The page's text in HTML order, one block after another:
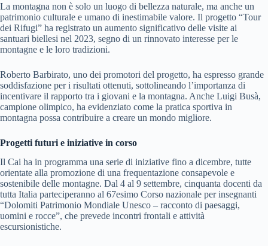
La montagna non è solo un luogo di bellezza naturale, ma anche un
patrimonio culturale e umano di inestimabile valore. Il progetto “Tour
dei Rifugi” ha registrato un aumento significativo delle visite ai
santuari biellesi nel 2023, segno di un rinnovato interesse per le
montagne e le loro tradizioni.
Roberto Barbirato, uno dei promotori del progetto, ha espresso grande
soddisfazione per i risultati ottenuti, sottolineando l’importanza di
incentivare il rapporto tra i giovani e la montagna. Anche Luigi Busà,
campione olimpico, ha evidenziato come la pratica sportiva in
montagna possa contribuire a creare un mondo migliore.
Progetti futuri e iniziative in corso
Il Cai ha in programma una serie di iniziative fino a dicembre, tutte
orientate alla promozione di una frequentazione consapevole e
sostenibile delle montagne. Dal 4 al 9 settembre, cinquanta docenti da
tutta Italia parteciperanno al 67esimo Corso nazionale per insegnanti
“Dolomiti Patrimonio Mondiale Unesco – racconto di paesaggi,
uomini e rocce”, che prevede incontri frontali e attività
escursionistiche.